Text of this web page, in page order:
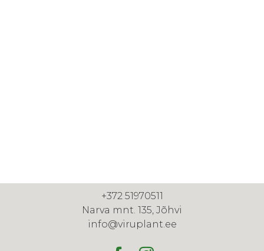
+372 51970511
Narva mnt. 135, Jõhvi
info@viruplant.ee